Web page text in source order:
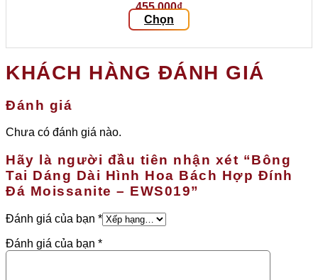
455.000₫
Chọn
Sản
có
nhiều
có
thể
được
chọn
trên
trang
phẩm
KHÁCH HÀNG ĐÁNH GIÁ
Đánh giá
Chưa có đánh giá nào.
Hãy là người đầu tiên nhận xét “Bông
Tai Dáng Dài Hình Hoa Bách Hợp Đính
Đá Moissanite – EWS019”
Đánh giá của bạn *
Đánh giá của bạn *